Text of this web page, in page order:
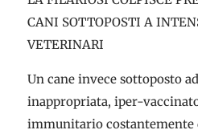
CANI SOTTOPOSTI A
VETERINARI
Un cane invece sottoposto
inappropriata, iper-
immunitario costantemente